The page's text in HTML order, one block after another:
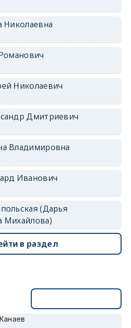
Николаевна
Николаевич
Дмитриевич
Владимировна
Иванович
(Дарья
Михайлова)
в раздел